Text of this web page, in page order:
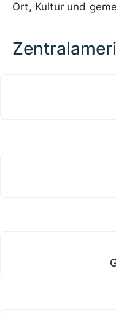
Ort, Kultur und